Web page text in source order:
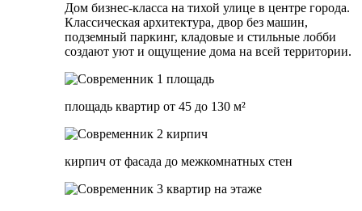
Дом бизнес-класса на тихой улице в центре города.
Классическая архитектура, двор без машин,
подземный паркинг, кладовые и стильные лобби
создают уют и ощущение дома на всей территории.
площадь квартир от 45 до 130 м²
кирпич от фасада до межкомнатных стен